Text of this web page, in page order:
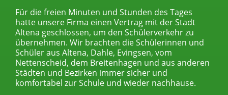
Für die freien Minuten und Stunden des Tages
hatte unsere Firma einen Vertrag mit der Stadt
Altena geschlossen, um den Schülerverkehr zu
übernehmen. Wir brachten die Schülerinnen und
Schüler aus Altena, Dahle, Evingsen, vom
Nettenscheid, dem Breitenhagen und aus anderen
Städten und Bezirken immer sicher und
komfortabel zur Schule und wieder nachhause.